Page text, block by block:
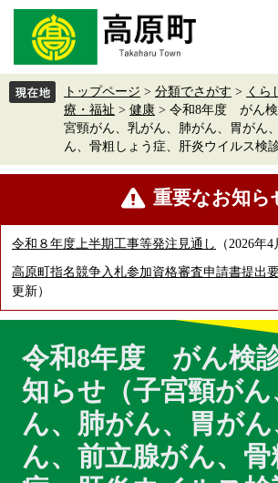
先
頭
。
を
飛
て
トップページ > 分類でさがす > くら
療・福祉 > 健康 > 令和8年度 がん検
宮頸がん、乳がん、肺がん、胃がん
ん、骨粗しょう症、肝炎ウイルス検診
重要なお知ら
令和８年度上半期工事等発注見通し 2026年
高原町指名競争入札参加資格審査申請書提出
更新
令和8年度 がん検
知らせ（子宮頸が
ん、肺がん、胃が
ん、前立腺がん、骨